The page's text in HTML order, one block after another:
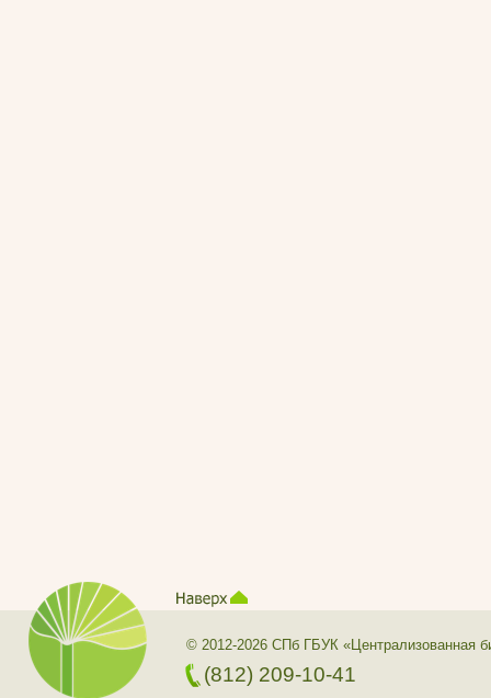
© 2012-2026 СПб ГБУК «Централизованная
(812) 209-10-41